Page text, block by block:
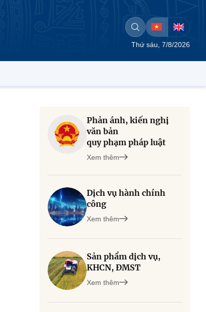
Thứ sáu, 7/8/2026
Phản ánh, kiến nghị
văn bản
quy phạm pháp luật
Xem thêm
Dịch vụ hành chính
công
Xem thêm
Sản phẩm dịch vụ,
KHCN, ĐMST
Xem thêm